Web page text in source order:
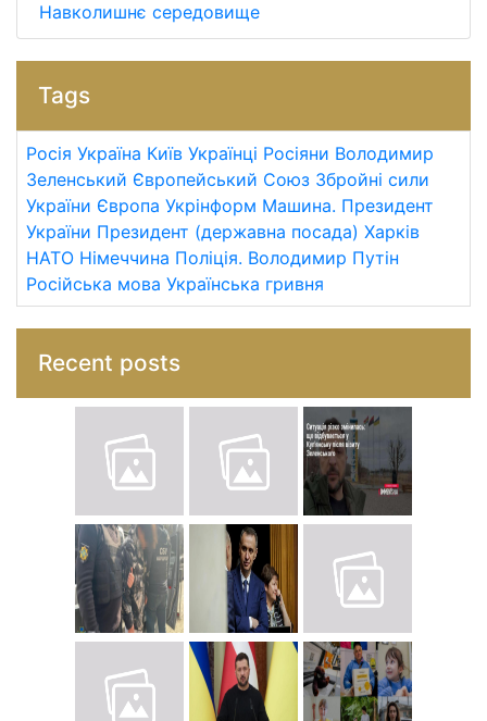
Навколишнє середовище
Tags
Росія Україна Київ Українці Росіяни Володимир
Зеленський Європейський Союз Збройні сили
України Європа Укрінформ Машина. Президент
України Президент (державна посада) Харків
НАТО Німеччина Поліція. Володимир Путін
Російська мова Українська гривня
Recent posts